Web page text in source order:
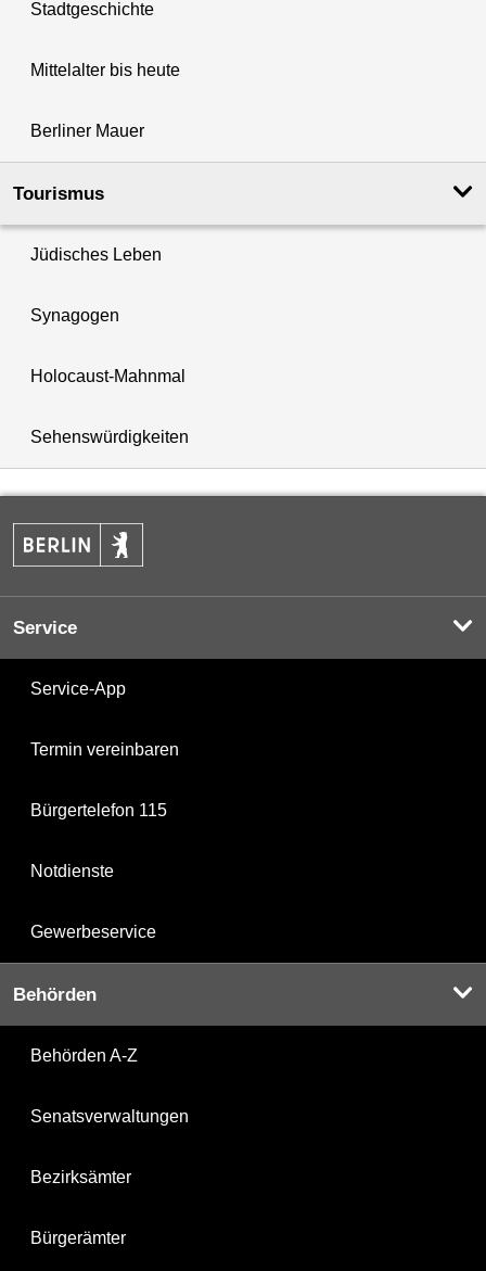
Stadtgeschichte
Mittelalter bis heute
Berliner Mauer
Tourismus
Jüdisches Leben
Synagogen
Holocaust-Mahnmal
Sehenswürdigkeiten
Service
Service-App
Termin vereinbaren
Bürgertelefon 115
Notdienste
Gewerbeservice
Behörden
Behörden A-Z
Senatsverwaltungen
Bezirksämter
Bürgerämter